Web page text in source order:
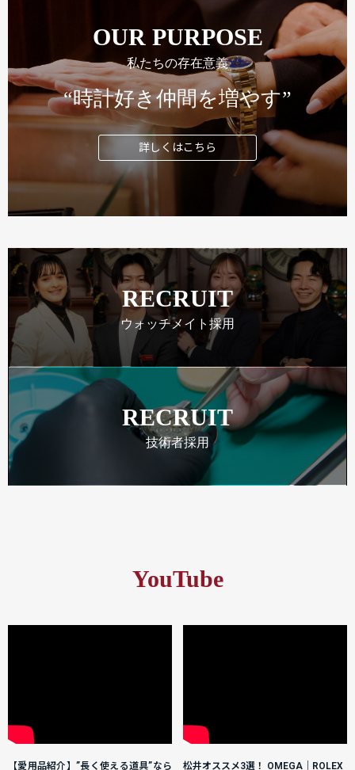
OUR PURPOSE
私たちの存在意義
“時計好き仲間を増やす”
詳しくはこちら
RECRUIT
ウォッチメイト採用
RECRUIT
技術者採用
YouTube
【愛用品紹介】”長く使える道具”なら
松井オススメ3選！ OMEGA｜ROLEX